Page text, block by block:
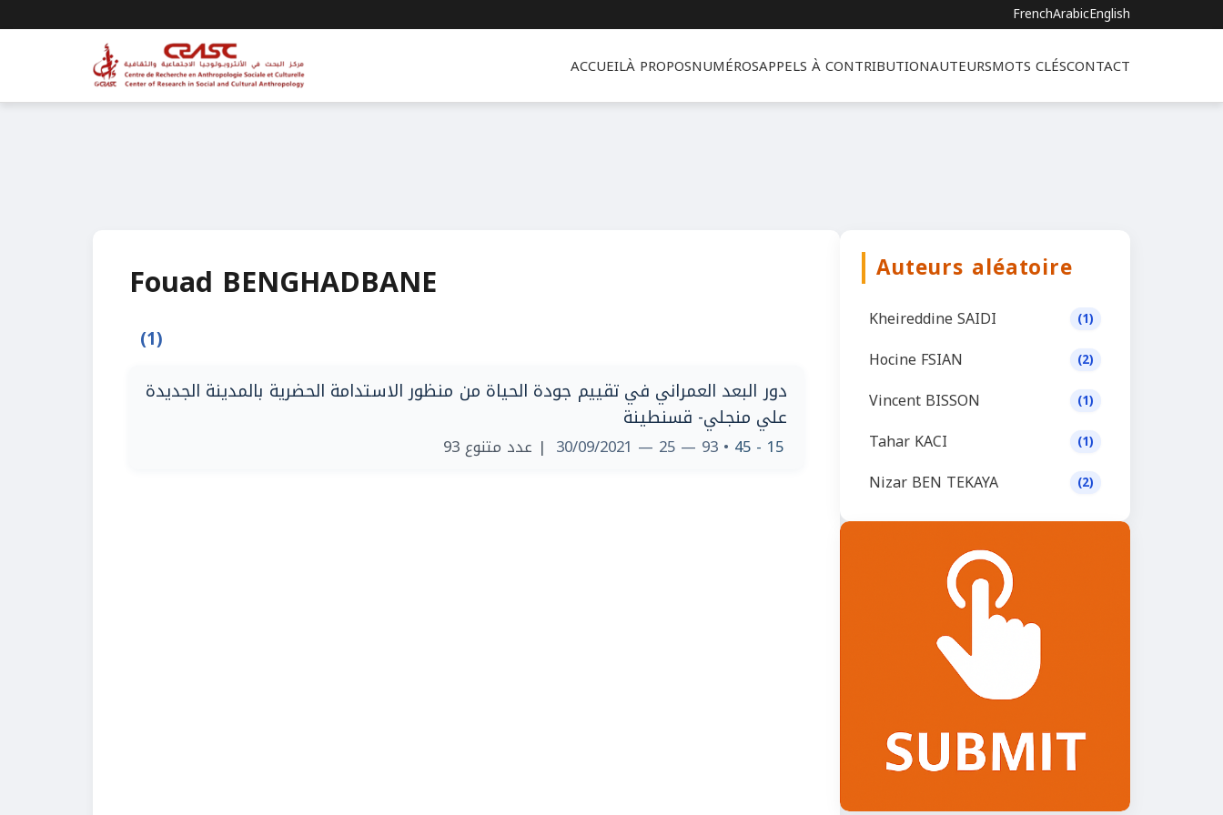
FrenchArabicEnglish
ACCUEILÀ PROPOSNUMÉROSAPPELS À CONTRIBUTIONAUTEURSMOTS CLÉSCONTACT
Fouad BENGHADBANE
(1)
دور البعد العمراني في تقييم جودة الحياة من منظور الاستدامة الحضرية بالمدينة الجديدة
علي منجلي- قسنطينة
15 - 45
• 93 — 25 — 30/09/2021 | عدد متنوع 93
Auteurs aléatoire
Kheireddine SAIDI (1)
Hocine FSIAN (2)
Vincent BISSON (1)
Tahar KACI (1)
Nizar BEN TEKAYA (2)